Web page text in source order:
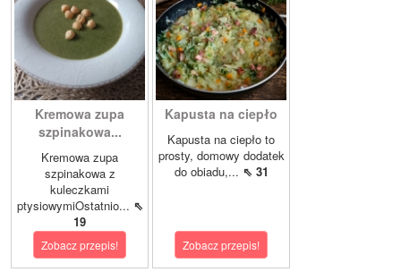
Kremowa zupa
szpinakowa...
Kremowa zupa
szpinakowa z
kuleczkami
ptysiowymiOstatnio... ⇖
19
Zobacz przepis!
Kapusta na ciepło
Kapusta na ciepło to
prosty, domowy dodatek
do obiadu,... ⇖ 31
Zobacz przepis!